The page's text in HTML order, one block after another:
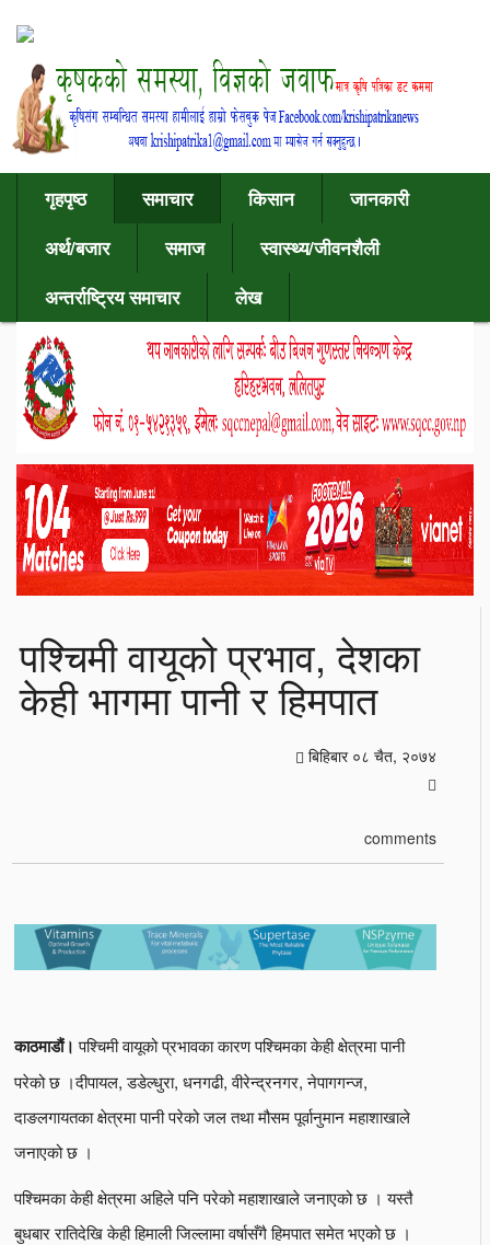
गृहपृष्ठ समाचार किसान
जानकारी
अर्थ/बजार
समाज
स्वास्थ्य/जीवनशैली
अन्तर्राष्ट्रिय समाचार
लेख
पश्चिमी वायूको प्रभाव, देशका
केही भागमा पानी र हिमपात
बिहिबार ०८ चैत, २०७४
comments
काठमाडौं। पश्चिमी वायूको प्रभावका कारण पश्चिमका केही क्षेत्रमा पानी
परेको छ ।दीपायल, डडेल्धुरा, धनगढी, वीरेन्द्रनगर, नेपागगन्ज,
दाङलगायतका क्षेत्रमा पानी परेको जल तथा मौसम पूर्वानुमान महाशाखाले
जनाएको छ ।
पश्चिमका केही क्षेत्रमा अहिले पनि परेको महाशाखाले जनाएको छ । यस्तै
बुधबार रातिदेखि केही हिमाली जिल्लामा वर्षासँगै हिमपात समेत भएको छ ।